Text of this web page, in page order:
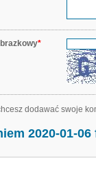
*
dodawać swoje
2020-01-